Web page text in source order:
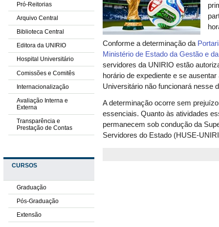
Pró-Reitorias
Arquivo Central
Biblioteca Central
Editora da UNIRIO
Hospital Universitário
Comissões e Comitês
Internacionalização
Avaliação Interna e
Externa
Transparência e
Prestação de Contas
CURSOS
Graduação
Pós-Graduação
Extensão
Conforme a determinação da
Ministério de Estado da Gestão e
servidores da UNIRIO estão
horário de expediente e se
Universitário não funcionará nesse
A determinação ocorre sem
essenciais. Quanto às atividades
permanecem sob condução da
Servidores do Estado (HUSE-